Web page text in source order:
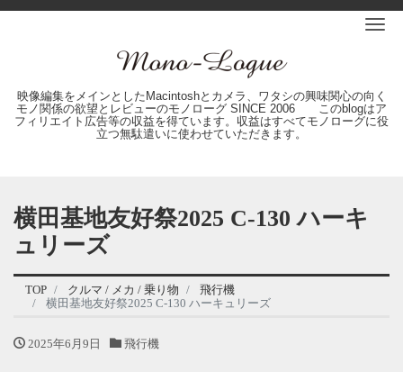
映像編集をメインとしたMacintoshとカメラ、ワタシの興味関心の向く
モノ関係の欲望とレビューのモノローグ SINCE 2006 このblogはア
フィリエイト広告等の収益を得ています。収益はすべてモノローグに役
立つ無駄遣いに使わせていただきます。
横田基地友好祭2025 C-130 ハーキ
ュリーズ
TOP クルマ / メカ / 乗り物
飛行機
横田基地友好祭2025 C-130 ハーキュリーズ
2025年6月9日 飛行機